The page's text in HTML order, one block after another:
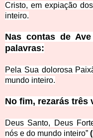
Cristo, em expiação
inteiro.
Nas contas de
palavras:
Pela Sua dolorosa
mundo inteiro.
No fim, rezarás três
Deus Santo, Deus
nós e do mundo inteiro”